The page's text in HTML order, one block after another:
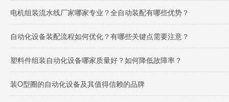
电机组装流水线厂家哪家专业？全自动装配有哪些优势？
自动化设备装配流程如何优化？有哪些关键点需要注意？
塑料件组装自动化设备哪家质量好？如何降低故障率？
装O型圈的自动化设备及其值得信赖的品牌